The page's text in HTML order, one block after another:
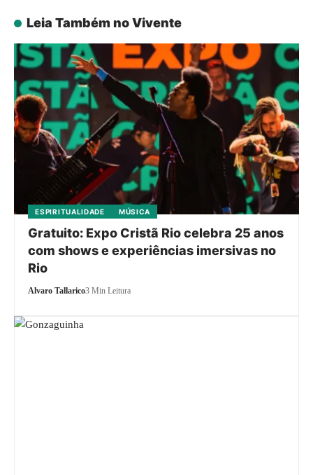
Leia Também no Vivente
ESPIRITUALIDADE MÚSICA
Gratuito: Expo Cristã Rio celebra 25 anos
com shows e experiências imersivas no
Rio
Alvaro Tallarico3 Min Leitura